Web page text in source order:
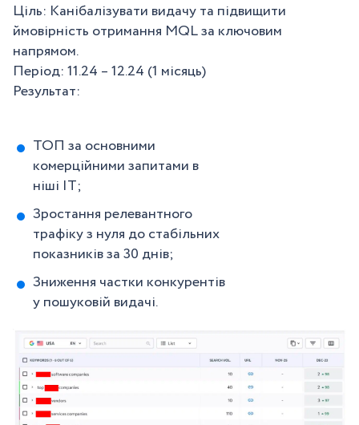
Ціль: Канібалізувати видачу та підвищити
ймовірність отримання MQL за ключовим
напрямом.
Період: 11.24 – 12.24 (1 місяць)
Результат:
ТОП за основними
комерційними запитами в
ніші IT;
Зростання релевантного
трафіку з нуля до стабільних
показників за 30 днів;
Зниження частки конкурентів
у пошуковій видачі.